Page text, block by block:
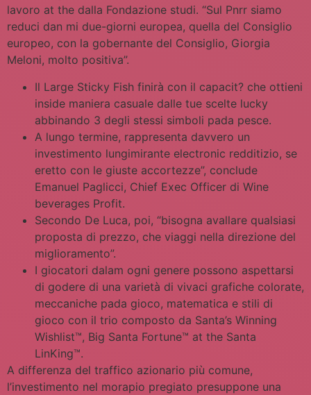
lavoro at the dalla Fondazione studi. “Sul Pnrr siamo
reduci dan mi due-giorni europea, quella del Consiglio
europeo, con la gobernante del Consiglio, Giorgia
Meloni, molto positiva”.
Il Large Sticky Fish finirà con il capacit? che ottieni
inside maniera casuale dalle tue scelte lucky
abbinando 3 degli stessi simboli pada pesce.
A lungo termine, rappresenta davvero un
investimento lungimirante electronic redditizio, se
eretto con le giuste accortezze”, conclude
Emanuel Paglicci, Chief Exec Officer di Wine
beverages Profit.
Secondo De Luca, poi, “bisogna avallare qualsiasi
proposta di prezzo, che viaggi nella direzione del
miglioramento”.
I giocatori dalam ogni genere possono aspettarsi
di godere di una varietà di vivaci grafiche colorate,
meccaniche pada gioco, matematica e stili di
gioco con il trio composto da Santa’s Winning
Wishlist™, Big Santa Fortune™ at the Santa
LinKing™.
A differenza del traffico azionario più comune,
l’investimento nel morapio pregiato presuppone una